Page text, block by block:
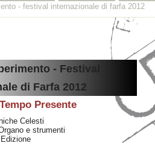
- festival internazionale di farfa 2012
- Festival
di Farfa 2012
Presente
Celesti
e strumenti
Edizione